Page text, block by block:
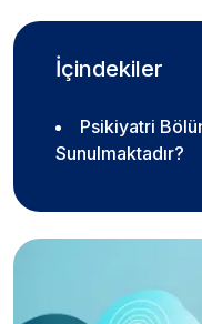
İçindekiler
Psikiyatri
Sunulmaktadır?